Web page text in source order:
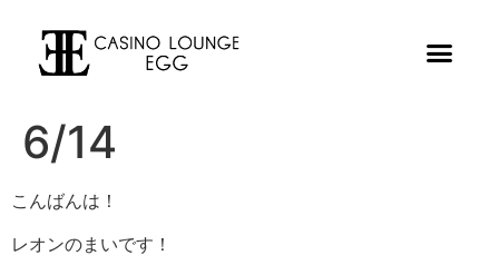
6/14
こんばんは！
レオンのまいです！